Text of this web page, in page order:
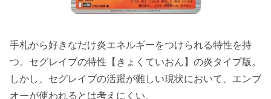
手札から好きなだけ炎エネルギーをつけられる特性を持
つ。セグレイブの特性【きょくていおん】の炎タイプ版。
しかし、セグレイブの活躍が難しい現状において、エンブ
オーが使われるとは考えにくい。